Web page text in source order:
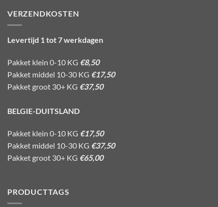
VERZENDKOSTEN
Levertijd 1 tot 7 werkdagen
Pakket klein 0-10 KG €8,50
Pakket middel 10-30 KG €17,50
Pakket groot 30+ KG €37,50
BELGIE-DUITSLAND
Pakket klein 0-10 KG €17,50
Pakket middel 10-30 KG €37,50
Pakket groot 30+ KG €65,00
PRODUCTTAGS